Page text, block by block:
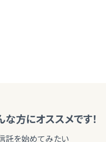
な方にオススメです！
託を始めてみたい